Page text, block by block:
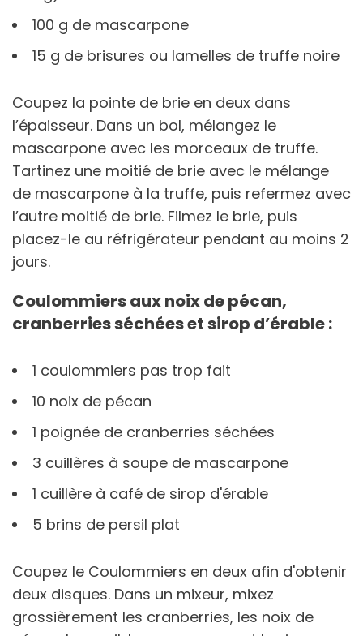
100 g de mascarpone
15 g de brisures ou lamelles de truffe noire
Coupez la pointe de brie en deux dans
l’épaisseur. Dans un bol, mélangez le
mascarpone avec les morceaux de truffe.
Tartinez une moitié de brie avec le mélange
de mascarpone à la truffe, puis refermez avec
l’autre moitié de brie. Filmez le brie, puis
placez-le au réfrigérateur pendant au moins 2
jours.
Coulommiers aux noix de pécan,
cranberries séchées et sirop d’érable :
1 coulommiers pas trop fait
10 noix de pécan
1 poignée de cranberries séchées
3 cuillères à soupe de mascarpone
1 cuillère à café de sirop d'érable
5 brins de persil plat
Coupez le Coulommiers en deux afin d'obtenir
deux disques. Dans un mixeur, mixez
grossièrement les cranberries, les noix de